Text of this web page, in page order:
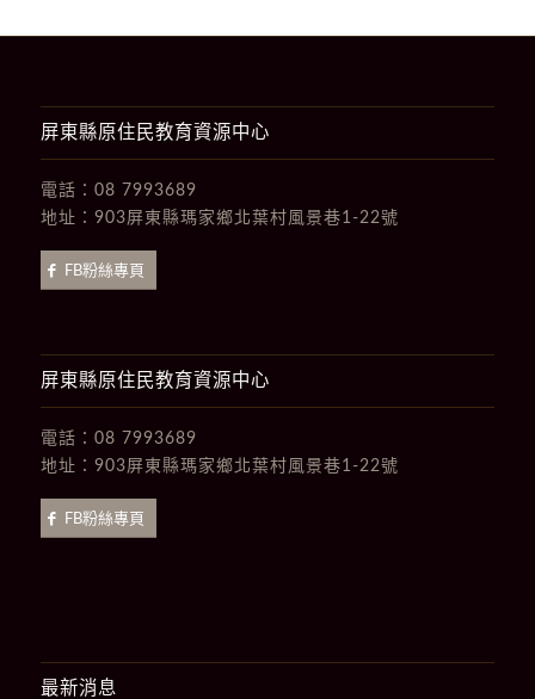
屏東縣原住民教育資源中心
電話： 08 7993689
地址： 903屏東縣瑪家鄉北葉村風景巷1-22號
FB粉絲專頁
屏東縣原住民教育資源中心
電話： 08 7993689
地址： 903屏東縣瑪家鄉北葉村風景巷1-22號
FB粉絲專頁
最新消息